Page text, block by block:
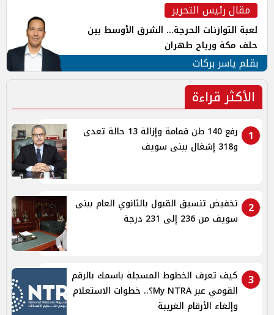
مقال رئيس التحرير
لعبة التوازنات الحرجة... الشرق الأوسط بين
حلف مكة ورياح طهران
بقلم ياسر بركات
الأكثر قراءة
1
رفع 140 طن قمامة وإزالة 13 حالة تعدى
و318 إشغال ببنى سويف
2
تخفيض تنسيق القبول بالثانوي العام ببنى
سويف من 236 إلى 231 درجة
3
كيف تعرف الخطوط المسجلة باسمك بالرقم
القومي عبر My NTRA؟.. خطوات الاستعلام
وإلغاء الأرقام الغريبة